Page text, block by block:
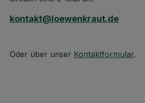
kontakt@loewenkraut.de
Oder über unser Kontaktformular.